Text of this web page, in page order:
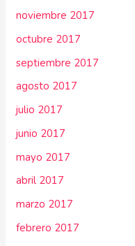
noviembre 2017
octubre 2017
septiembre 2017
agosto 2017
julio 2017
junio 2017
mayo 2017
abril 2017
marzo 2017
febrero 2017